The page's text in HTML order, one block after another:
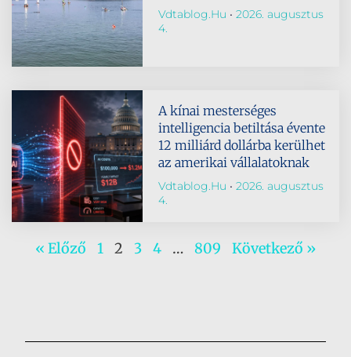
Vdtablog.hu
2026. augusztus
4.
A kínai mesterséges
intelligencia betiltása évente
12 milliárd dollárba kerülhet
az amerikai vállalatoknak
Vdtablog.hu
2026. augusztus
4.
« Előző 1 2 3 4 … 809 Következő »